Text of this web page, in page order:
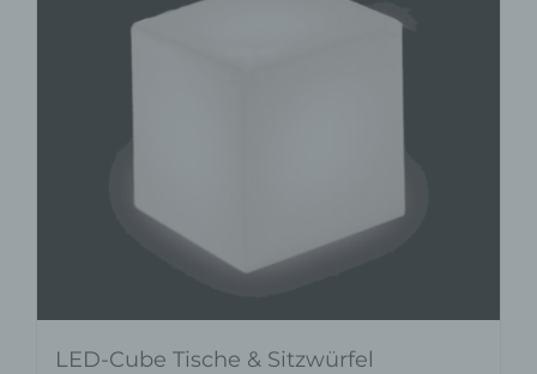
LED-Cube Tische & Sitzwürfel